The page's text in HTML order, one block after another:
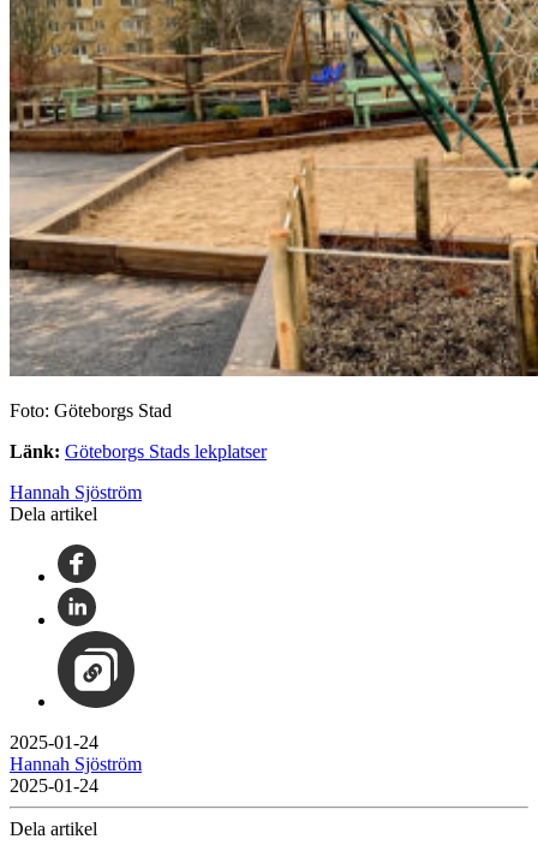
Foto: Göteborgs Stad
Länk: Göteborgs Stads lekplatser
Hannah Sjöström
Dela artikel
2025-01-24
Hannah Sjöström
2025-01-24
Dela artikel